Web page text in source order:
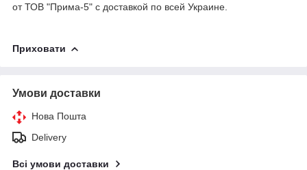
от ТОВ "Прима-5" с доставкой по всей Украине.
Приховати
Умови доставки
Нова Пошта
Delivery
Всі умови доставки